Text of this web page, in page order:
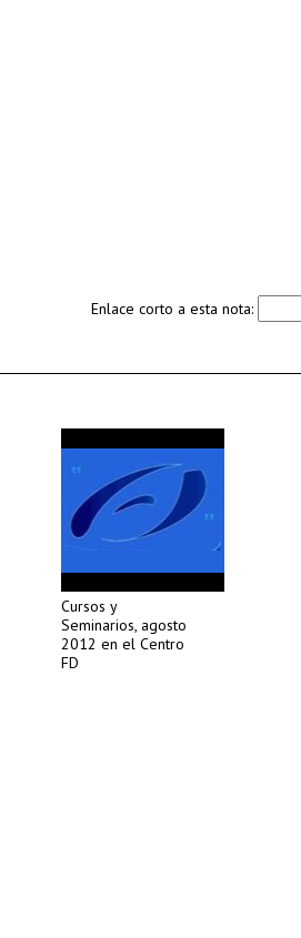
Enlace corto a esta nota:
Cursos y
Seminarios, agosto
2012 en el Centro
FD